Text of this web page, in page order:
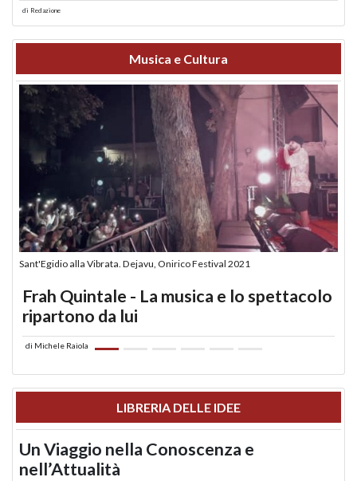
di Redazione
Musica e Cultura
Sant'Egidio alla Vibrata. Dejavu, Onirico Festival 2021
Frah Quintale - La musica e lo spettacolo
ripartono da lui
di Michele Raiola
LIBRERIA DELLE IDEE
Un Viaggio nella Conoscenza e
nell’Attualità